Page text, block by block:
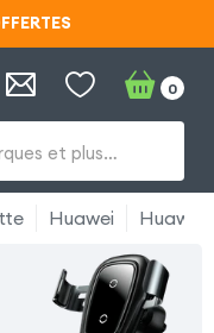
et plus…
0
Huawei Huawei